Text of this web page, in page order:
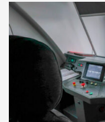
Современный
с собой не только